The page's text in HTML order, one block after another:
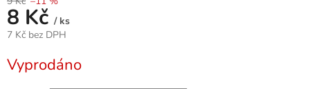
8 Kč / ks
7 Kč bez DPH
cena:
Vyprodáno